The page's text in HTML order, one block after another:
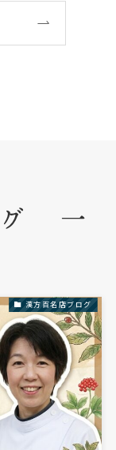
グ 一
漢方百名店ブログ